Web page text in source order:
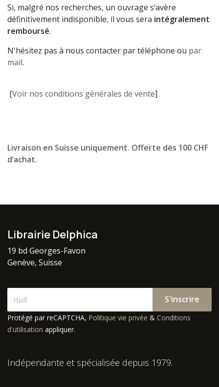
Si, malgré nos recherches, un ouvrage s’avère
définitivement indisponible, il vous sera intégralement
remboursé.
N'hésitez pas à nous contacter par téléphone ou par
mail.
[Voir nos conditions générales de vente]
Livraison en Suisse uniquement. Offerte dès 100 CHF
d’achat.
Librairie Delphica
19 bd Georges-Favon
Genève, Suisse
S'inscrire
Protégé par reCAPTCHA, Politique vie privée & Conditions
d'utilisation appliquer.
Indépendante et spécialisée depuis 1979.